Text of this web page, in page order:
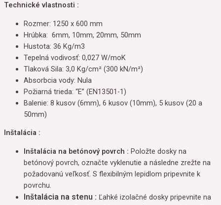
Technické vlastnosti :
Rozmer: 1250 x 600 mm
Hrúbka: 6mm, 10mm, 20mm, 50mm
Hustota: 36 Kg/m3
Tepelná vodivosť: 0,027 W/moK
Tlaková Sila: 3,0 Kg/cm² (300 kN/m²)
Absorbcia vody: Nula
Požiarná trieda: “E” (EN13501-1)
Balenie: 8 kusov (6mm), 6 kusov (10mm), 5 kusov (20 a
50mm)
Inštalácia :
Inštalácia na betónový povrch : Položte dosky na
betónový povrch, označte vyklenutie a následne zrežte na
požadovanú veľkosť. S flexibilným lepidlom pripevnite k
povrchu.
Inštalácia na stenu : Ľahké izolačné dosky pripevnite na